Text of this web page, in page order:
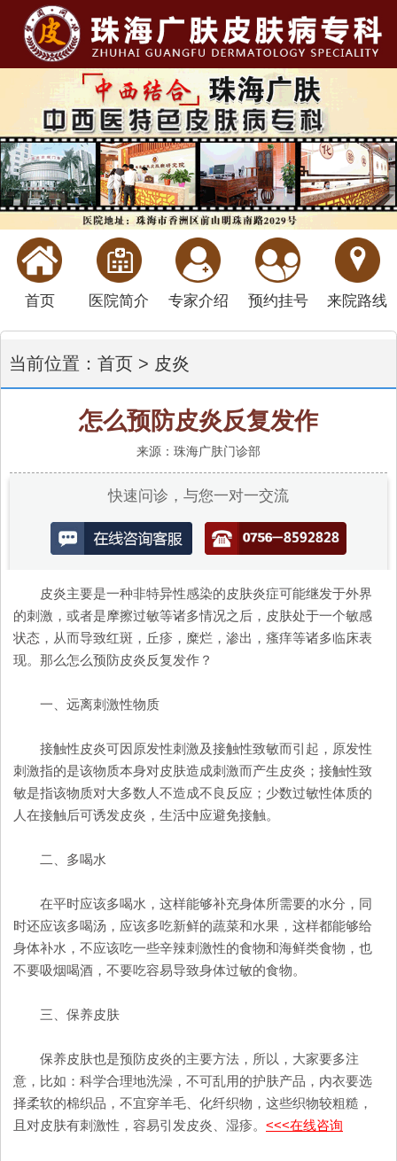
首页 医院简介 专家介绍 预约挂号 来院路线
当前位置： 首页> 皮炎
怎么预防皮炎反复发作
来源：珠海广肤门诊部
快速问诊，与您一对一交流
皮炎主要是一种非特异性感染的皮肤炎症可能继发于外界
的刺激，或者是摩擦过敏等诸多情况之后，皮肤处于一个敏感
状态，从而导致红斑，丘疹，糜烂，渗出，瘙痒等诸多临床表
现。那么怎么预防皮炎反复发作？
一、远离刺激性物质
接触性皮炎可因原发性刺激及接触性致敏而引起，原发性
刺激指的是该物质本身对皮肤造成刺激而产生皮炎；接触性致
敏是指该物质对大多数人不造成不良反应；少数过敏性体质的
人在接触后可诱发皮炎，生活中应避免接触。
二、多喝水
在平时应该多喝水，这样能够补充身体所需要的水分，同
时还应该多喝汤，应该多吃新鲜的蔬菜和水果，这样都能够给
身体补水，不应该吃一些辛辣刺激性的食物和海鲜类食物，也
不要吸烟喝酒，不要吃容易导致身体过敏的食物。
三、保养皮肤
保养皮肤也是预防皮炎的主要方法，所以，大家要多注
意，比如：科学合理地洗澡，不可乱用的护肤产品，内衣要选
择柔软的棉织品，不宜穿羊毛、化纤织物，这些织物较粗糙，
且对皮肤有刺激性，容易引发皮炎、湿疹。 <<<在线咨询